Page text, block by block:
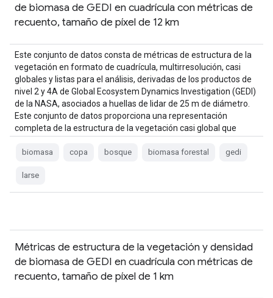
de biomasa de GEDI en cuadrícula con métricas de
recuento, tamaño de píxel de 12 km
Este conjunto de datos consta de métricas de estructura de la
vegetación en formato de cuadrícula, multirresolución, casi
globales y listas para el análisis, derivadas de los productos de
nivel 2 y 4A de Global Ecosystem Dynamics Investigation (GEDI)
de la NASA, asociados a huellas de lidar de 25 m de diámetro.
Este conjunto de datos proporciona una representación
completa de la estructura de la vegetación casi global que
biomasa copa bosque biomasa forestal gedi
larse
Métricas de estructura de la vegetación y densidad
de biomasa de GEDI en cuadrícula con métricas de
recuento, tamaño de píxel de 1 km